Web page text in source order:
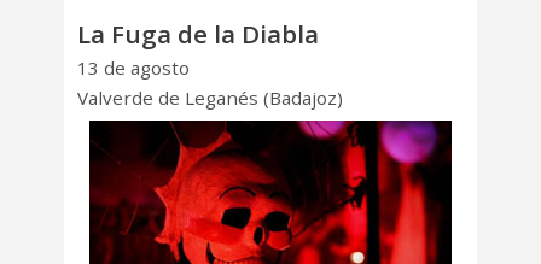
La Fuga de la Diabla
13 de agosto
Valverde de Leganés (Badajoz)